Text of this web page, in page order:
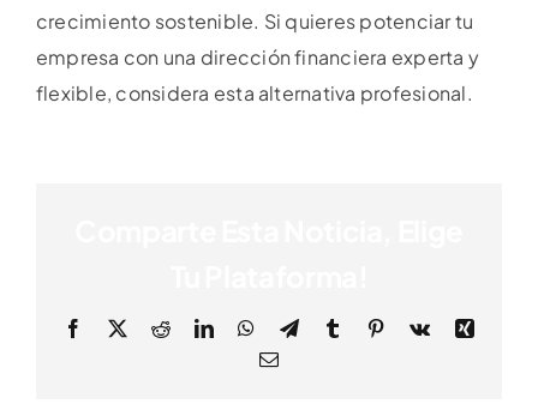
crecimiento sostenible. Si quieres potenciar tu
empresa con una dirección financiera experta y
flexible, considera esta alternativa profesional.
Facebook
X RedditLinkedInWhatsApp
TelegramTumblr Pinterest
Vk
Xing
Correo